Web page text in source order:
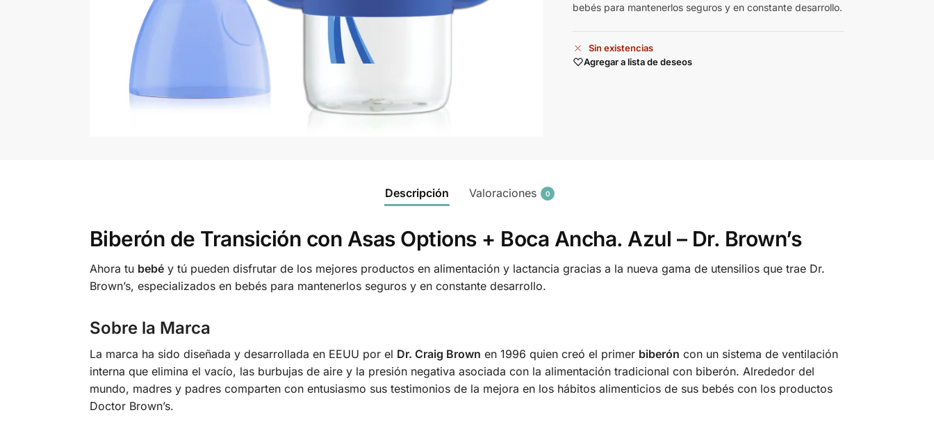
bebés para mantenerlos seguros y en constante desarrollo.
Sin existencias
Agregar a lista de deseos
Descripción Valoraciones 0
Biberón de Transición con Asas Options + Boca Ancha. Azul – Dr. Brown’s
Ahora tu bebéy tú pueden disfrutar de los mejores productos en alimentación y lactancia gracias a la nueva gama de utensilios que trae Dr.
Brown’s, especializados en bebés para mantenerlos seguros y en constante desarrollo.
Sobre la Marca
La marca ha sido diseñada y desarrollada en EEUU por el Dr. Craig Brown en 1996 quien creó el primer biberón con un sistema de ventilación
interna que elimina el vacío, las burbujas de aire y la presión negativa asociada con la alimentación tradicional con biberón. Alrededor del
mundo, madres y padres comparten con entusiasmo sus testimonios de la mejora en los hábitos alimenticios de sus bebés con los productos
Doctor Brown’s.